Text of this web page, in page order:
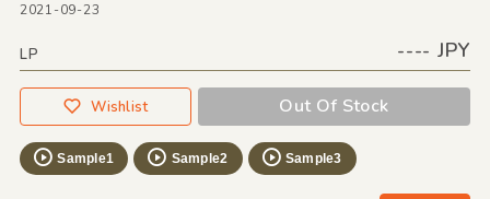
2021-09-23
LP ---- JPY
Wishlist Out Of Stock
Sample1 Sample2 Sample3